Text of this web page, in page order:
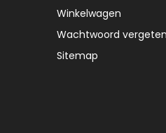
Winkelwagen
Wachtwoord vergeten
Sitemap